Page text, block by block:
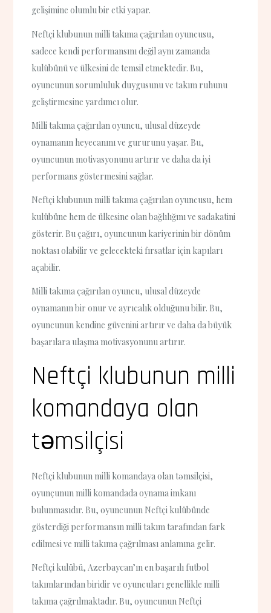
gelişimine olumlu bir etki yapar.
Neftçi klubunun milli takıma çağırılan oyuncusu,
sadece kendi performansını değil aynı zamanda
kulübünü ve ülkesini de temsil etmektedir. Bu,
oyuncunun sorumluluk duygusunu ve takım ruhunu
geliştirmesine yardımcı olur.
Milli takıma çağırılan oyuncu, ulusal düzeyde
oynamanın heyecanını ve gururunu yaşar. Bu,
oyuncunun motivasyonunu artırır ve daha da iyi
performans göstermesini sağlar.
Neftçi klubunun milli takıma çağırılan oyuncusu, hem
kulübüne hem de ülkesine olan bağlılığını ve sadakatini
gösterir. Bu çağırı, oyuncunun kariyerinin bir dönüm
noktası olabilir ve gelecekteki fırsatlar için kapıları
açabilir.
Milli takıma çağırılan oyuncu, ulusal düzeyde
oynamanın bir onur ve ayrıcalık olduğunu bilir. Bu,
oyuncunun kendine güvenini artırır ve daha da büyük
başarılara ulaşma motivasyonunu artırır.
Neftçi klubunun milli
komandaya olan
təmsilçisi
Neftçi klubunun milli komandaya olan təmsilçisi,
oyunçunun milli komandada oynama imkanı
bulunmasıdır. Bu, oyuncunun Neftçi kulübünde
gösterdiği performansın milli takım tarafından fark
edilmesi ve milli takıma çağrılması anlamına gelir.
Neftçi kulübü, Azerbaycan’ın en başarılı futbol
takımlarından biridir ve oyuncuları genellikle milli
takıma çağrılmaktadır. Bu, oyuncunun Neftçi